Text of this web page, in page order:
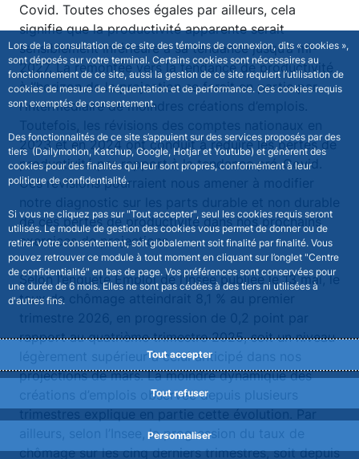
Lors de la consultation de ce site des témoins de connexion, dits « cookies »,
sont déposés sur votre terminal. Certains cookies sont nécessaires au
fonctionnement de ce site, aussi la gestion de ce site requiert l’utilisation de
cookies de mesure de fréquentation et de performance. Ces cookies requis
sont exemptés de consentement.
Des fonctionnalités de ce site s’appuient sur des services proposés par des
tiers (Dailymotion, Katchup, Google, Hotjar et Youtube) et génèrent des
cookies pour des finalités qui leur sont propres, conformément à leur
politique de confidentialité.
Si vous ne cliquez pas sur "Tout accepter", seul les cookies requis seront
utilisés. Le module de gestion des cookies vous permet de donner ou de
retirer votre consentement, soit globalement soit finalité par finalité. Vous
pouvez retrouver ce module à tout moment en cliquant sur l’onglet "Centre
de confidentialité" en bas de page. Vos préférences sont conservées pour
une durée de 6 mois. Elles ne sont pas cédées à des tiers ni utilisées à
d'autres fins.
Tout accepter
Tout refuser
Personnaliser
Covid. Toutes choses égales par ailleurs, cela
signifie que la productivité apparente serait
sensiblement inférieure à sa tendance jusqu’à mi-
2027. La remontée vers la tendance de productivité
à l’horizon de la projection se ferait en partie par
l’intermédiaire de moindres créations d’emplois.
2023 et en 2024 ont conduit à réduire les pertes de
productivité par rapport à la tendance pré-Covid.
Ces révisions pourraient nous amener à modifier
de ces pertes de productivité dans nos prochains
exercices de projections.
Selon l’enquête Emploi de l’Insee publiée le 13 mai, le
taux de chômage atteindrait 8,1 % au premier
rapport au quatrième trimestre 2025, soit un niveau
légèrement supérieur à celui anticipé dans nos
projections de mars. La moindre dynamique des
créations d’emplois observée depuis plusieurs
trimestres explique en partie cette évolution. Par
ailleurs, selon l’Insee, la progression du taux de
chômage sur les cinq derniers trimestres, soit depuis